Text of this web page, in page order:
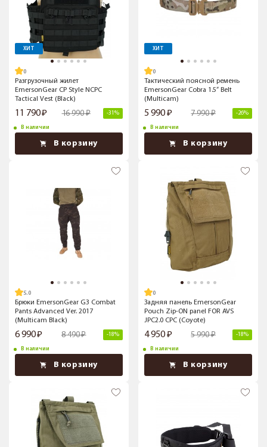
ХИТ
Разгрузочный жилет
EmersonGear CP Style NCPC
Tactical Vest (Black)
11 790 16 990 -31%
В наличии
В корзину
ХИТ
Тактический поясной ремень
EmersonGear Cobra 1.5” Belt
(Multicam)
5 990 7 990 -26%
В наличии
В корзину
5.0
Брюки EmersonGear G3 Combat
Pants Advanced Ver. 2017
(Multicam Black)
6 990 8 490 -18%
В наличии
В корзину
Задняя панель EmersonGear
Pouch Zip-ON panel FOR AVS
JPC2.0 CPC (Coyote)
4 950 5 990 -18%
В наличии
В корзину